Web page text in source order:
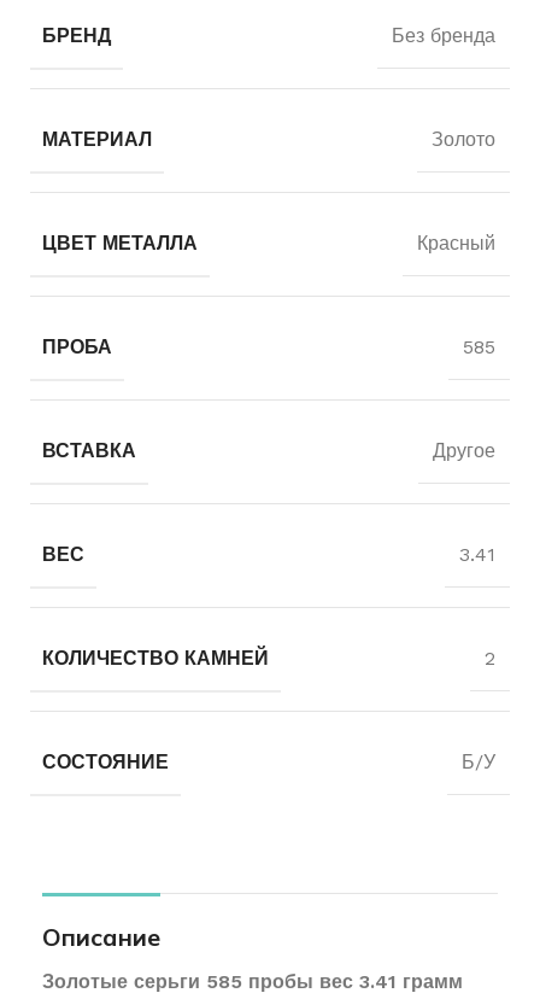
БРЕНД Без бренда
МАТЕРИАЛ Золото
ЦВЕТ МЕТАЛЛА Красный
ПРОБА 585
ВСТАВКА Другое
ВЕС 3.41
КОЛИЧЕСТВО КАМНЕЙ 2
СОСТОЯНИЕ Б/У
Описание
Золотые серьги 585 пробы вес 3.41 грамм